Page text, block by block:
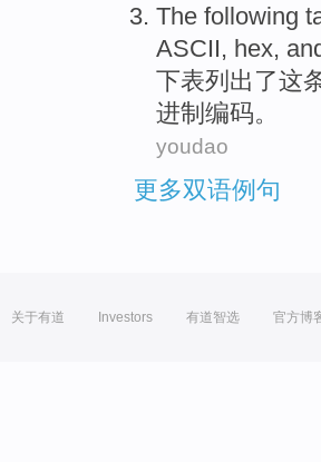
The following
ASCII, hex,
下表列出了这
进制 编码。
youdao
更多双语例句
关于有道 Investors 有道智选 官方博